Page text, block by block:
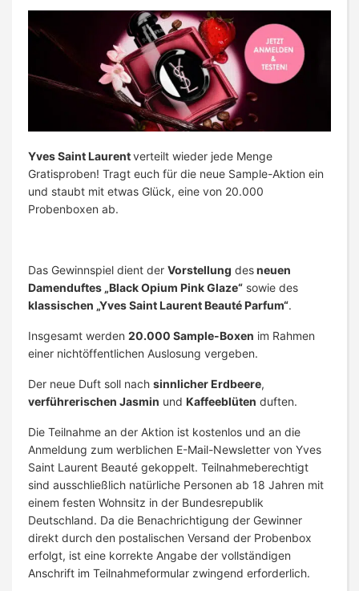
Yves Saint Laurentverteilt wieder jede Menge
Gratisproben! Tragt euch für die neue Sample-Aktion ein
und staubt mit etwas Glück, eine von 20.000
Probenboxen ab.
Das Gewinnspiel dient der Vorstellung desneuen
Damenduftes „Black Opium Pink Glaze“ sowie des
klassischen „Yves Saint Laurent Beauté Parfum“.
Insgesamt werden 20.000 Sample-Boxen im Rahmen
einer nichtöffentlichen Auslosung vergeben.
Der neue Duft soll nach sinnlicher Erdbeere,
verführerischen Jasmin und Kaffeeblüten duften.
Die Teilnahme an der Aktion ist kostenlos und an die
Anmeldung zum werblichen E-Mail-Newsletter von Yves
Saint Laurent Beauté gekoppelt. Teilnahmeberechtigt
sind ausschließlich natürliche Personen ab 18 Jahren mit
einem festen Wohnsitz in der Bundesrepublik
Deutschland. Da die Benachrichtigung der Gewinner
direkt durch den postalischen Versand der Probenbox
erfolgt, ist eine korrekte Angabe der vollständigen
Anschrift im Teilnahmeformular zwingend erforderlich.